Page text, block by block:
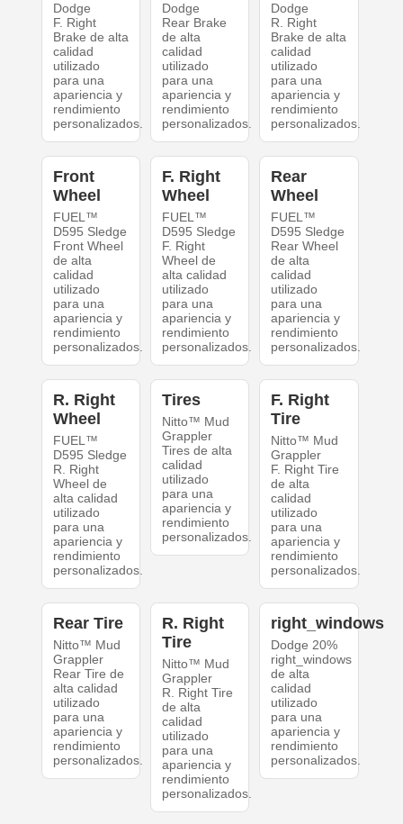
Dodge
F. Right
Brake de alta
calidad
utilizado
para una
apariencia y
rendimiento
personalizados.
Dodge
Rear Brake
de alta
calidad
utilizado
para una
apariencia y
rendimiento
personalizados.
Dodge
R. Right
Brake de alta
calidad
utilizado
para una
apariencia y
rendimiento
personalizados.
Front
Wheel
FUEL™
D595 Sledge
Front Wheel
de alta
calidad
utilizado
para una
apariencia y
rendimiento
personalizados.
F. Right
Wheel
FUEL™
D595 Sledge
F. Right
Wheel de
alta calidad
utilizado
para una
apariencia y
rendimiento
personalizados.
Rear
Wheel
FUEL™
D595 Sledge
Rear Wheel
de alta
calidad
utilizado
para una
apariencia y
rendimiento
personalizados.
R. Right
Wheel
FUEL™
D595 Sledge
R. Right
Wheel de
alta calidad
utilizado
para una
apariencia y
rendimiento
personalizados.
Tires
Nitto™ Mud
Grappler
Tires de alta
calidad
utilizado
para una
apariencia y
rendimiento
personalizados.
F. Right
Tire
Nitto™ Mud
Grappler
F. Right Tire
de alta
calidad
utilizado
para una
apariencia y
rendimiento
personalizados.
Rear Tire
Nitto™ Mud
Grappler
Rear Tire de
alta calidad
utilizado
para una
apariencia y
rendimiento
personalizados.
R. Right
Tire
Nitto™ Mud
Grappler
R. Right Tire
de alta
calidad
utilizado
para una
apariencia y
rendimiento
personalizados.
right_windows
Dodge 20%
right_windows
de alta
calidad
utilizado
para una
apariencia y
rendimiento
personalizados.